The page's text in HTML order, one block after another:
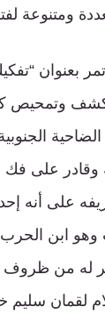
ومتنوعة
تلك الجهود البحثية والعلمية، عقد
كشف
وقادر على
على أنه
ابن الحرب
له من
لقمان سليم